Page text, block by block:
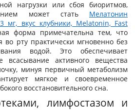
нагрузки или сбоя биоритмов,
может стать Мелатонин
мг, вкус клубники, Melatonin, Fast
форма примечательна тем, что
во рту практически мгновенно без
водой. Это обеспечивает
всасывание активного вещества
минуя первичный метаболизм
мягкое и своевременное
восстановительного сна.
лимфостазом и